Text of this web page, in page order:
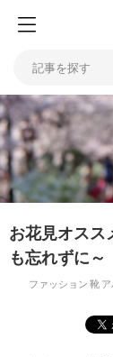
お花見オスス
も忘れずに～
ファッション 靴